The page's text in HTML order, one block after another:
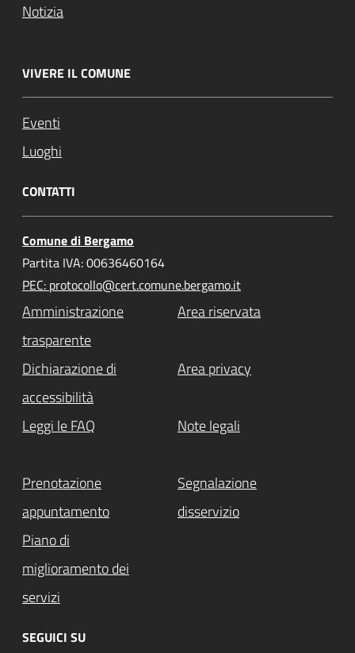
Notizia
VIVERE IL COMUNE
Eventi
Luoghi
CONTATTI
Comune di Bergamo
Partita IVA: 00636460164
PEC: protocollo@cert.comune.bergamo.it
Amministrazione
trasparente
Area riservata
Dichiarazione di
accessibilità
Area privacy
Leggi le FAQ Note legali
Prenotazione
appuntamento
Segnalazione
disservizio
Piano di
miglioramento dei
servizi
SEGUICI SU